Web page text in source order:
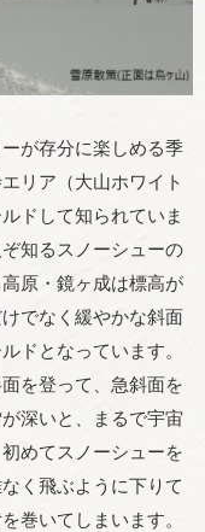
が存分に楽しめる季
リア（大山ホワイト
ドして知られていま
知るスノーシューの
原・鏡ヶ成は標高が
でなく緩やかな斜面
ドとなっています。
を登って、急斜面を
深いと、まるで宇宙
めてスノーシューを
く飛ぶように下りて
巻いてしまいます。